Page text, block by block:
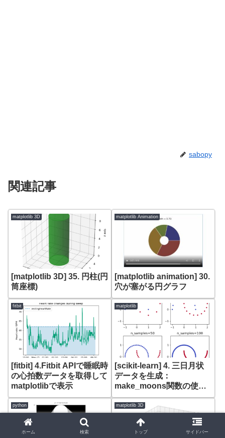
sabopy
関連記事
matplotlib 3D
[matplotlib 3D] 35. 円柱(円
筒座標)
matplotlib Animation
[matplotlib animation] 30.
穴が塞がる円グラフ
fitbit
[fitbit] 4.Fitbit APIで睡眠時
の心拍数データを取得して
matplotlibで表示
matplotlib
[scikit-learn] 4. 三日月状
データを生成：
make_moons関数の使い
方
python matplotlib 3D
ホーム 検索 トップ サイドバー